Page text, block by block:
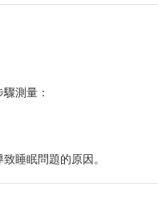
測量：
睡眠問題的原因。